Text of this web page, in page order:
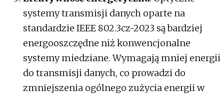
systemy transmisji danych oparte na
standardzie IEEE 802.3cz-2023 są bardziej
energooszczędne niż konwencjonalne
systemy miedziane. Wymagają mniej energii
do transmisji danych, co prowadzi do
zmniejszenia ogólnego zużycia energii w